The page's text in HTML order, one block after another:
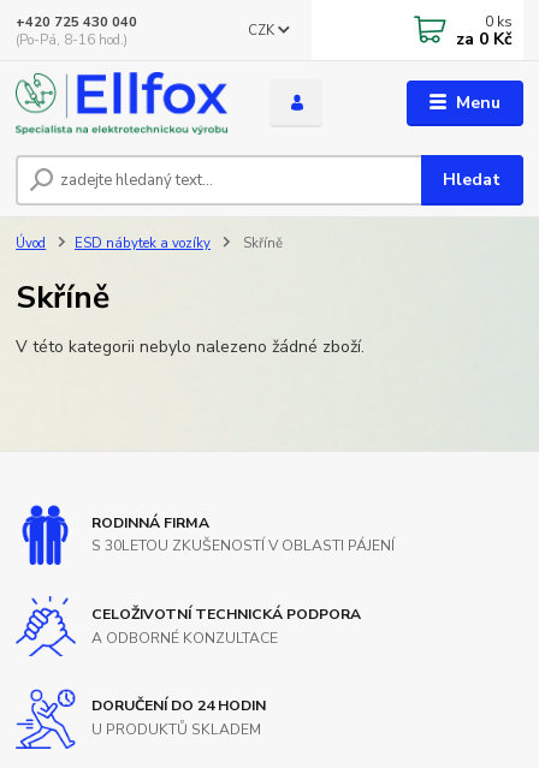
Menu
CZK
Hledat
+420 725 430 040
(Po-Pá, 8-16 hod.)
0 ks
za 0 Kč
Úvod ESD nábytek a vozíky Skříně
Skříně
V této kategorii nebylo nalezeno žádné zboží.
RODINNÁ FIRMA
S 30LETOU ZKUŠENOSTÍ V OBLASTI PÁJENÍ
CELOŽIVOTNÍ TECHNICKÁ PODPORA
A ODBORNÉ KONZULTACE
DORUČENÍ DO 24 HODIN
U PRODUKTŮ SKLADEM